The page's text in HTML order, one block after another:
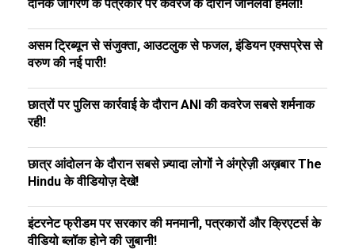
दैनिक जागरण के पत्रकार पर कवरेज के दौरान जानलेवा हमला!
असम ट्रिब्यून से संजुक्ता, आउटलुक से फजल, इंडियन एक्सप्रेस से
वरुण की नई पारी!
छात्रों पर पुलिस कार्रवाई के दौरान ANI की कवरेज सबसे शर्मनाक
रही!
छात्र आंदोलन के दौरान सबसे ज़्यादा लोगों ने अंग्रेज़ी अख़बार The
Hindu के वीडियोज़ देखे!
इंटरनेट फ्रीडम पर सरकार की मनमानी, पत्रकारों और क्रिएटर्स के
वीडियो ब्लॉक होने की जुबानी!